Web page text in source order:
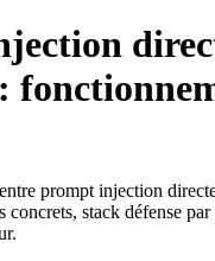
prompt injection
concrets, stack défense